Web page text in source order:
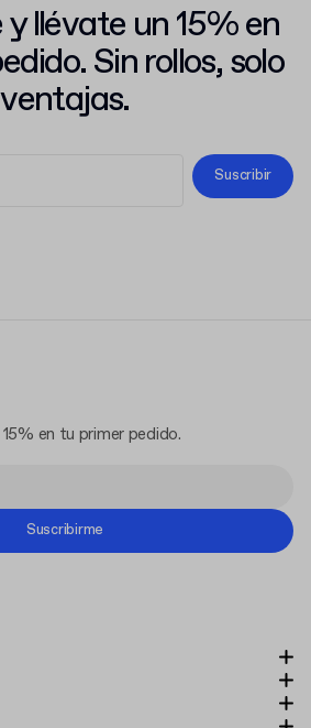
llévate un 15% en
Sin rollos, solo
ventajas.
Suscribir
en tu primer pedido.
Suscribirme